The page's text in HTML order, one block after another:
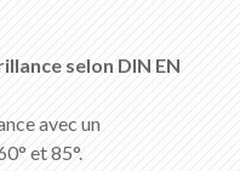
selon DIN EN
avec un
et 85°.